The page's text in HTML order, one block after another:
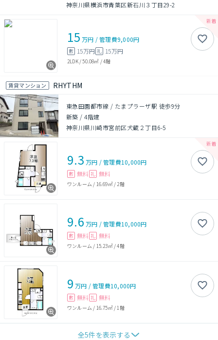
神奈川県横浜市青葉区新石川３丁目29-2
15 万円 /管理費9,000円
敷 15万円 礼 15万円
2LDK/50.08㎡ /4階
賃貸マンション RHYTHM
東急田園都市線 / たまプラーザ駅 徒歩9分
新築 /4階建
神奈川県川崎市宮前区犬蔵２丁目6-5
9.3 万円 /管理費10,000円
敷 無料 礼 無料
ワンルーム / 16.69㎡/ 2階
9.6 万円 /管理費10,000円
敷 無料 礼 無料
ワンルーム / 15.23㎡/4階
9 万円 /管理費10,000円
敷 無料 礼 無料
ワンルーム / 16.75㎡/ 1階
全5件を表示する